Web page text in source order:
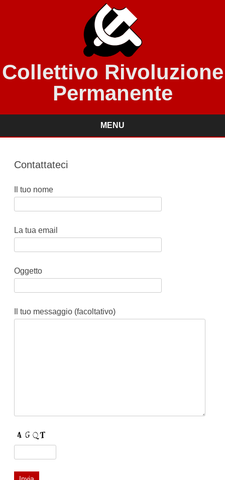
Collettivo Rivoluzione
Permanente
MENU
Contattateci
Il tuo nome
La tua email
Oggetto
Il tuo messaggio (facoltativo)